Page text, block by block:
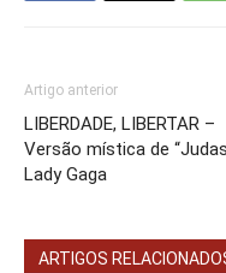
Artigo anterior
LIBERDADE, LIBERTAR –
Versão mística de
Lady Gaga
ARTIGOS